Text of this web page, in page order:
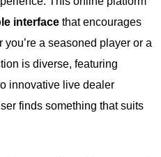
interface that encourages
a seasoned player or a
is diverse, featuring
innovative live dealer
finds something that suits